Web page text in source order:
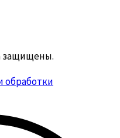
защищены.
обработки